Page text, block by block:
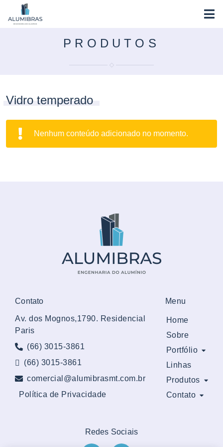
PRODUTOS
Vidro temperado
Nenhum conteúdo adicionado no momento.
Contato
Av. dos Mognos,1790. Residencial
Paris
(66) 3015-3861
(66) 3015-3861
comercial@alumibrasmt.com.br
Política de Privacidade
Menu
Home
Sobre
Portfólio
Linhas
Produtos
Contato
Redes Sociais